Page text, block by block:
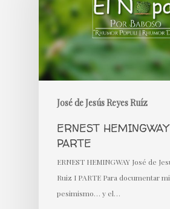
José de Jesús Reyes Ruíz
ERNEST
PARTE
ERNEST HEMINGWAY José de
Ruiz I PARTE Para documentar mi
pesimismo… y el…